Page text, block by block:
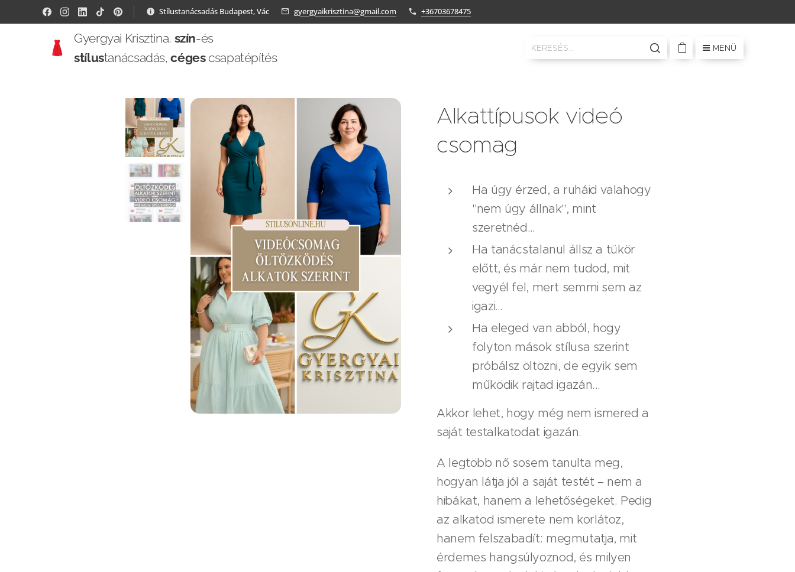
Stílustanácsadás Budapest, Vác gyergyaikrisztina@gmail.com +36703678475
Gyergyai Krisztina, szín-és
stílustanácsadás,cégescsapatépítés
MENÜ
Alkattípusok videó
csomag
Ha úgy érzed, a ruháid valahogy
"nem úgy állnak", mint
szeretnéd…
Ha tanácstalanul állsz a tükör
előtt, és már nem tudod, mit
vegyél fel, mert semmi sem az
igazi…
Ha eleged van abból, hogy
folyton mások stílusa szerint
próbálsz öltözni, de egyik sem
működik rajtad igazán...
Akkor lehet, hogy még nem ismered a
saját testalkatodat igazán.
A legtöbb nő sosem tanulta meg,
hogyan látja jól a saját testét – nem a
hibákat, hanem a lehetőségeket. Pedig
az alkatod ismerete nem korlátoz,
hanem felszabadít: megmutatja, mit
érdemes hangsúlyoznod, és milyen